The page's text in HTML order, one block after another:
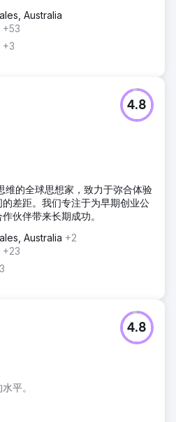
Australia
+53
+3
4.8
维的全球思想家，致力于弥合体验
差距。我们专注于为早期创业公
伙伴带来长期成功。
Australia +2
+23
平。
4.8